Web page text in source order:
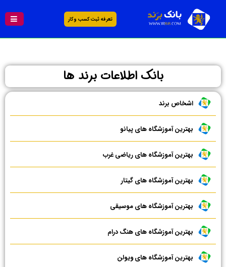
تعرفه ثبت کسب و کار
بانک اطلاعات برند ها
اشخاص برند
بهترین آموزشگاه های پیانو
بهترین آموزشگاه های ریاضی غرب
بهترین آموزشگاه های گیتار
بهترین آموزشگاه های موسیقی
بهترین آموزشگاه های هنگ درام
بهترین آموزشگاه های ویولن